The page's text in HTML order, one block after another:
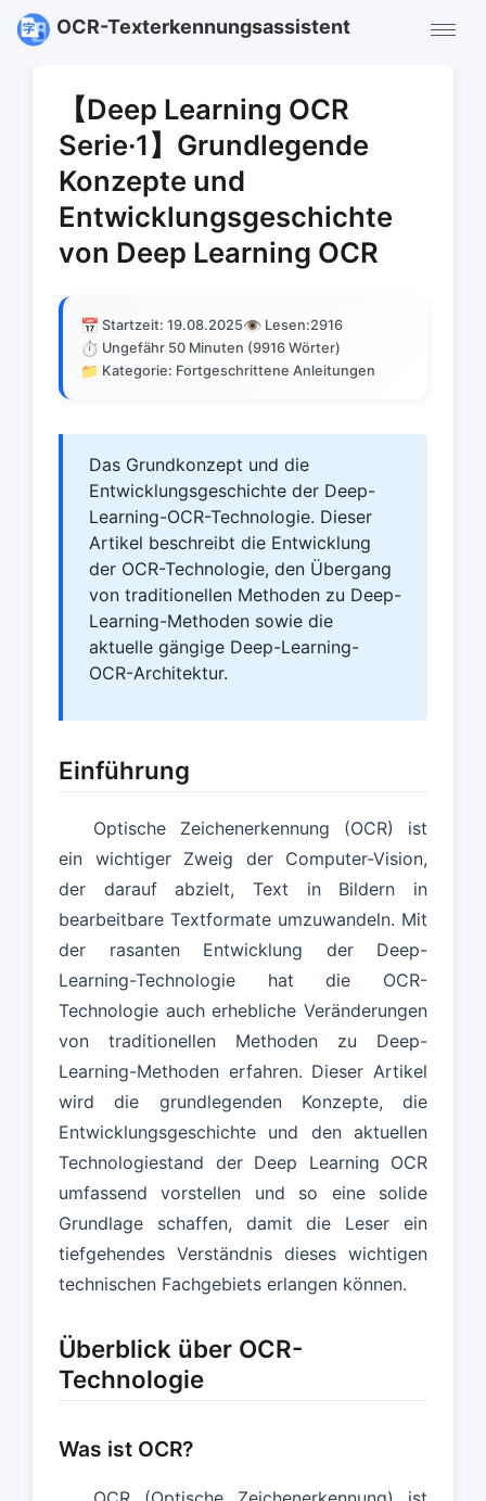
OCR-Texterkennungsassistent
【Deep Learning OCR
Serie·1】Grundlegende
Konzepte und
Entwicklungsgeschichte
von Deep Learning OCR
📅 Startzeit: 19.08.2025👁️ Lesen:2916
⏱️ Ungefähr 50 Minuten (9916 Wörter)
📁 Kategorie: Fortgeschrittene Anleitungen
Das Grundkonzept und die
Entwicklungsgeschichte der Deep-
Learning-OCR-Technologie. Dieser
Artikel beschreibt die Entwicklung
der OCR-Technologie, den Übergang
von traditionellen Methoden zu Deep-
Learning-Methoden sowie die
aktuelle gängige Deep-Learning-
OCR-Architektur.
Einführung
Optische Zeichenerkennung (OCR) ist
ein wichtiger Zweig der Computer-Vision,
der darauf abzielt, Text in Bildern in
bearbeitbare Textformate umzuwandeln. Mit
der rasanten Entwicklung der Deep-
Learning-Technologie hat die OCR-
Technologie auch erhebliche Veränderungen
von traditionellen Methoden zu Deep-
Learning-Methoden erfahren. Dieser Artikel
wird die grundlegenden Konzepte, die
Entwicklungsgeschichte und den aktuellen
Technologiestand der Deep Learning OCR
umfassend vorstellen und so eine solide
Grundlage schaffen, damit die Leser ein
tiefgehendes Verständnis dieses wichtigen
technischen Fachgebiets erlangen können.
Überblick über OCR-
Technologie
Was ist OCR?